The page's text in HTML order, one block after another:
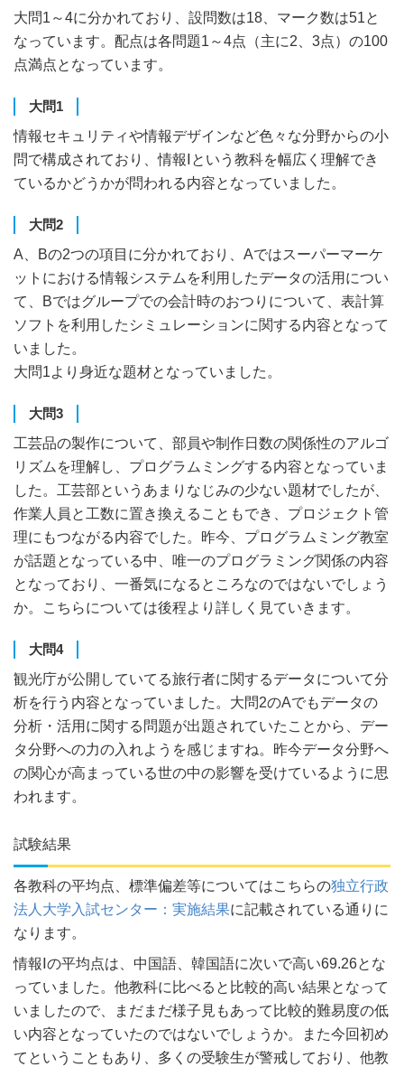
大問1～4に分かれており、設問数は18、マーク数は51と
なっています。配点は各問題1～4点（主に2、3点）の100
点満点となっています。
大問1
情報セキュリティや情報デザインなど色々な分野からの小
問で構成されており、情報Ⅰという教科を幅広く理解でき
ているかどうかが問われる内容となっていました。
大問2
A、Bの2つの項目に分かれており、Aではスーパーマーケ
ットにおける情報システムを利用したデータの活用につい
て、Bではグループでの会計時のおつりについて、表計算
ソフトを利用したシミュレーションに関する内容となって
いました。
大問1より身近な題材となっていました。
大問3
工芸品の製作について、部員や制作日数の関係性のアルゴ
リズムを理解し、プログラムミングする内容となっていま
した。工芸部というあまりなじみの少ない題材でしたが、
作業人員と工数に置き換えることもでき、プロジェクト管
理にもつながる内容でした。昨今、プログラムミング教室
が話題となっている中、唯一のプログラミング関係の内容
となっており、一番気になるところなのではないでしょう
か。こちらについては後程より詳しく見ていきます。
大問4
観光庁が公開していてる旅行者に関するデータについて分
析を行う内容となっていました。大問2のAでもデータの
分析・活用に関する問題が出題されていたことから、デー
タ分野への力の入れようを感じますね。昨今データ分野へ
の関心が高まっている世の中の影響を受けているように思
われます。
試験結果
各教科の平均点、標準偏差等についてはこちらの独立行政
法人大学入試センター：実施結果に記載されている通りに
なります。
情報Ⅰの平均点は、中国語、韓国語に次いで高い69.26とな
っていました。他教科に比べると比較的高い結果となって
いましたので、まだまだ様子見もあって比較的難易度の低
い内容となっていたのではないでしょうか。また今回初め
てということもあり、多くの受験生が警戒しており、他教